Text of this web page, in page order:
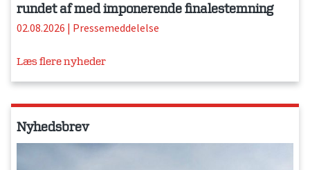
rundet af med imponerende finalestemning
02.08.2026 | Pressemeddelelse
Læs flere nyheder
Nyhedsbrev